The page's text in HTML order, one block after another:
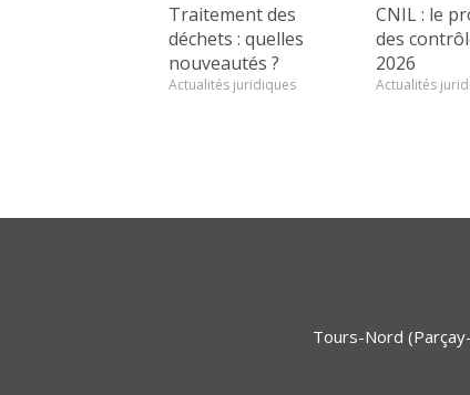
Traitement des
déchets : quelles
nouveautés ?
Actualités juridiques
CNIL : le
des
2026
Actualités
Tours-Nord